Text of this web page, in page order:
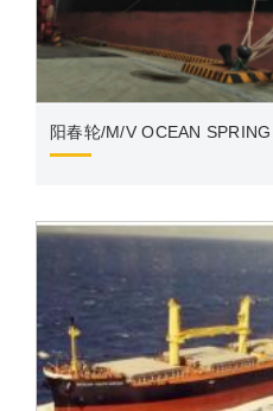
阳春轮/M/V OCEAN SPRING